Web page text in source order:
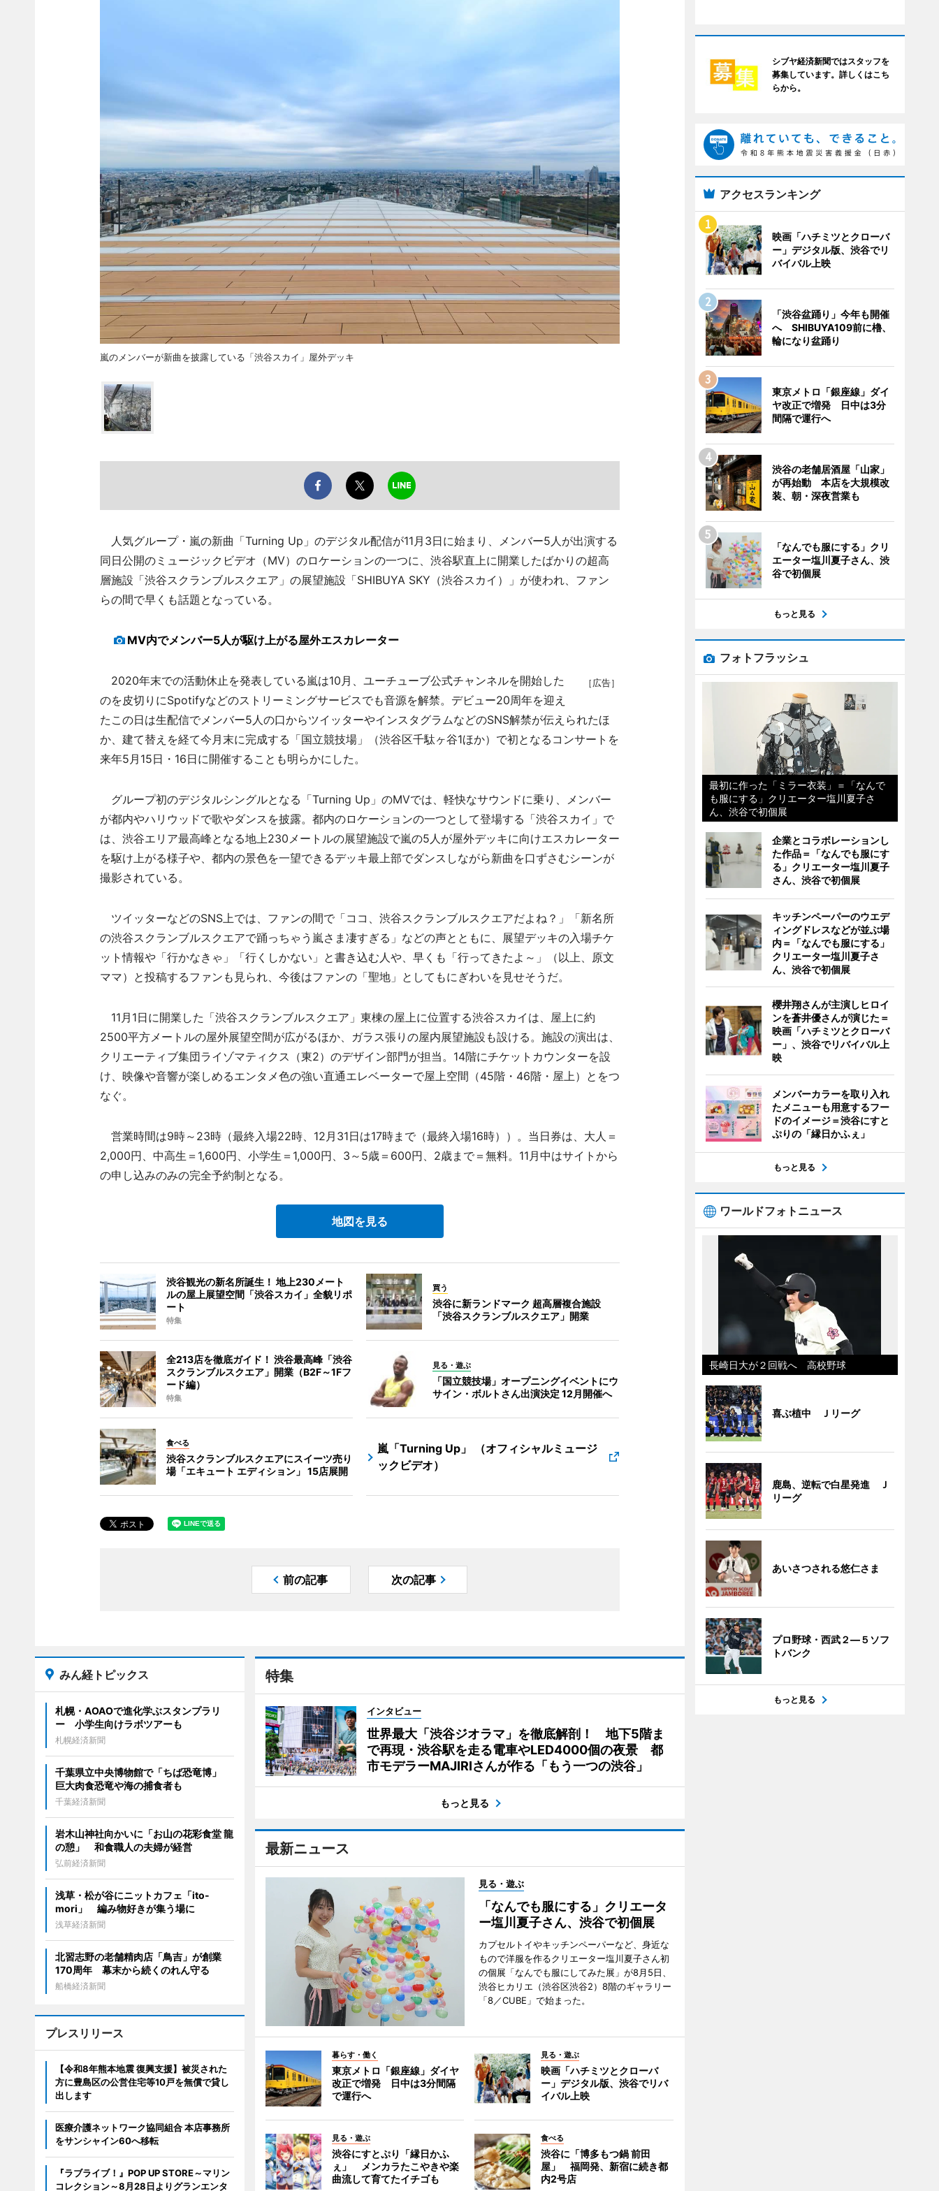
嵐のメンバーが新曲を披露している「渋谷スカイ」屋外デッキ
人気グループ・嵐の新曲「Turning Up」のデジタル配信が11月3日に始まり、メンバー5人が出演する
同日公開のミュージックビデオ（MV）のロケーションの一つに、渋谷駅直上に開業したばかりの超高
層施設「渋谷スクランブルスクエア」の展望施設「SHIBUYA SKY（渋谷スカイ）」が使われ、ファン
らの間で早くも話題となっている。
MV内でメンバー5人が駆け上がる屋外エスカレーター
［広告］
2020年末での活動休止を発表している嵐は10月、ユーチューブ公式チャンネルを開始した
のを皮切りにSpotifyなどのストリーミングサービスでも音源を解禁。デビュー20周年を迎え
たこの日は生配信でメンバー5人の口からツイッターやインスタグラムなどのSNS解禁が伝えられたほ
か、建て替えを経て今月末に完成する「国立競技場」（渋谷区千駄ヶ谷1ほか）で初となるコンサートを
来年5月15日・16日に開催することも明らかにした。
グループ初のデジタルシングルとなる「Turning Up」のMVでは、軽快なサウンドに乗り、メンバー
が都内やハリウッドで歌やダンスを披露。都内のロケーションの一つとして登場する「渋谷スカイ」で
は、渋谷エリア最高峰となる地上230メートルの展望施設で嵐の5人が屋外デッキに向けエスカレーター
を駆け上がる様子や、都内の景色を一望できるデッキ最上部でダンスしながら新曲を口ずさむシーンが
撮影されている。
ツイッターなどのSNS上では、ファンの間で「ココ、渋谷スクランブルスクエアだよね？」「新名所
の渋谷スクランブルスクエアで踊っちゃう嵐さま凄すぎる」などの声とともに、展望デッキの入場チケ
ット情報や「行かなきゃ」「行くしかない」と書き込む人や、早くも「行ってきたよ～」（以上、原文
ママ）と投稿するファンも見られ、今後はファンの「聖地」としてもにぎわいを見せそうだ。
11月1日に開業した「渋谷スクランブルスクエア」東棟の屋上に位置する渋谷スカイは、屋上に約
2500平方メートルの屋外展望空間が広がるほか、ガラス張りの屋内展望施設も設ける。施設の演出は、
クリエーティブ集団ライゾマティクス（東2）のデザイン部門が担当。14階にチケットカウンターを設
け、映像や音響が楽しめるエンタメ色の強い直通エレベーターで屋上空間（45階・46階・屋上）とをつ
なぐ。
営業時間は9時～23時（最終入場22時、12月31日は17時まで（最終入場16時））。当日券は、大人＝
2,000円、中高生＝1,600円、小学生＝1,000円、3～5歳＝600円、2歳まで＝無料。11月中はサイトから
の申し込みのみの完全予約制となる。
地図を見る
渋谷観光の新名所誕生！ 地上230メート
ルの屋上展望空間「渋谷スカイ」全貌リポ
ート
特集
買う
渋谷に新ランドマーク 超高層複合施設
「渋谷スクランブルスクエア」開業
全213店を徹底ガイド！ 渋谷最高峰「渋谷
スクランブルスクエア」開業（B2F～1Fフ
ード編）
特集
見る・遊ぶ
「国立競技場」オープニングイベントにウ
サイン・ボルトさん出演決定 12月開催へ
食べる
渋谷スクランブルスクエアにスイーツ売り
場「エキュート エディション」 15店展開
嵐「Turning Up」 （オフィシャルミュージ
ックビデオ）
前の記事 次の記事
特集
インタビュー
世界最大「渋谷ジオラマ」を徹底解剖！ 地下5階ま
で再現・渋谷駅を走る電車やLED4000個の夜景 都
市モデラーMAJIRIさんが作る「もう一つの渋谷」
もっと見る
最新ニュース
見る・遊ぶ
「なんでも服にする」クリエータ
ー塩川夏子さん、渋谷で初個展
カプセルトイやキッチンペーパーなど、身近な
もので洋服を作るクリエーター塩川夏子さん初
の個展「なんでも服にしてみた展」が8月5日、
渋谷ヒカリエ（渋谷区渋谷2）8階のギャラリー
「8／CUBE」で始まった。
暮らす・働く
東京メトロ「銀座線」ダイヤ
改正で増発 日中は3分間隔
で運行へ
見る・遊ぶ
映画「ハチミツとクローバ
ー」デジタル版、渋谷でリバ
イバル上映
見る・遊ぶ
渋谷にすとぷり「縁日かふ
ぇ」 メンカラたこやきや楽
曲流して育てたイチゴも
食べる
渋谷に「博多もつ鍋 前田
屋」 福岡発、新宿に続き都
内2号店
みん経トピックス
札幌・AOAOで進化学ぶスタンプラリ
ー 小学生向けラボツアーも
札幌経済新聞
千葉県立中央博物館で「ちば恐竜博」
巨大肉食恐竜や海の捕食者も
千葉経済新聞
岩木山神社向かいに「お山の花彩食堂 龍
の憩」 和食職人の夫婦が経営
弘前経済新聞
浅草・松が谷にニットカフェ「ito-
mori」 編み物好きが集う場に
浅草経済新聞
北習志野の老舗精肉店「鳥吉」が創業
170周年 幕末から続くのれん守る
船橋経済新聞
プレスリリース
【令和8年熊本地震 復興支援】被災された
方に豊島区の公営住宅等10戸を無償で貸し
出します
医療介護ネットワーク協同組合 本店事務所
をサンシャイン60へ移転
『ラブライブ！』POP UP STORE～マリン
コレクション～8月28日よりグランエンタ
シブヤ経済新聞ではスタッフを
募集しています。詳しくはこち
らから。
アクセスランキング
映画「ハチミツとクローバ
ー」デジタル版、渋谷でリ
バイバル上映
「渋谷盆踊り」今年も開催
へ SHIBUYA109前に櫓、
輪になり盆踊り
東京メトロ「銀座線」ダイ
ヤ改正で増発 日中は3分
間隔で運行へ
渋谷の老舗居酒屋「山家」
が再始動 本店を大規模改
装、朝・深夜営業も
「なんでも服にする」クリ
エーター塩川夏子さん、渋
谷で初個展
もっと見る
フォトフラッシュ
最初に作った「ミラー衣装」＝「なんで
も服にする」クリエーター塩川夏子さ
ん、渋谷で初個展
企業とコラボレーションし
た作品＝「なんでも服にす
る」クリエーター塩川夏子
さん、渋谷で初個展
キッチンペーパーのウエデ
ィングドレスなどが並ぶ場
内＝「なんでも服にする」
クリエーター塩川夏子さ
ん、渋谷で初個展
櫻井翔さんが主演しヒロイ
ンを蒼井優さんが演じた＝
映画「ハチミツとクローバ
ー」、渋谷でリバイバル上
映
メンバーカラーを取り入れ
たメニューも用意するフー
ドのイメージ＝渋谷にすと
ぷりの「縁日かふぇ」
もっと見る
ワールドフォトニュース
長崎日大が２回戦へ 高校野球
喜ぶ植中 Ｊリーグ
鹿島、逆転で白星発進 Ｊ
リーグ
あいさつされる悠仁さま
プロ野球・西武２―５ソフ
トバンク
もっと見る